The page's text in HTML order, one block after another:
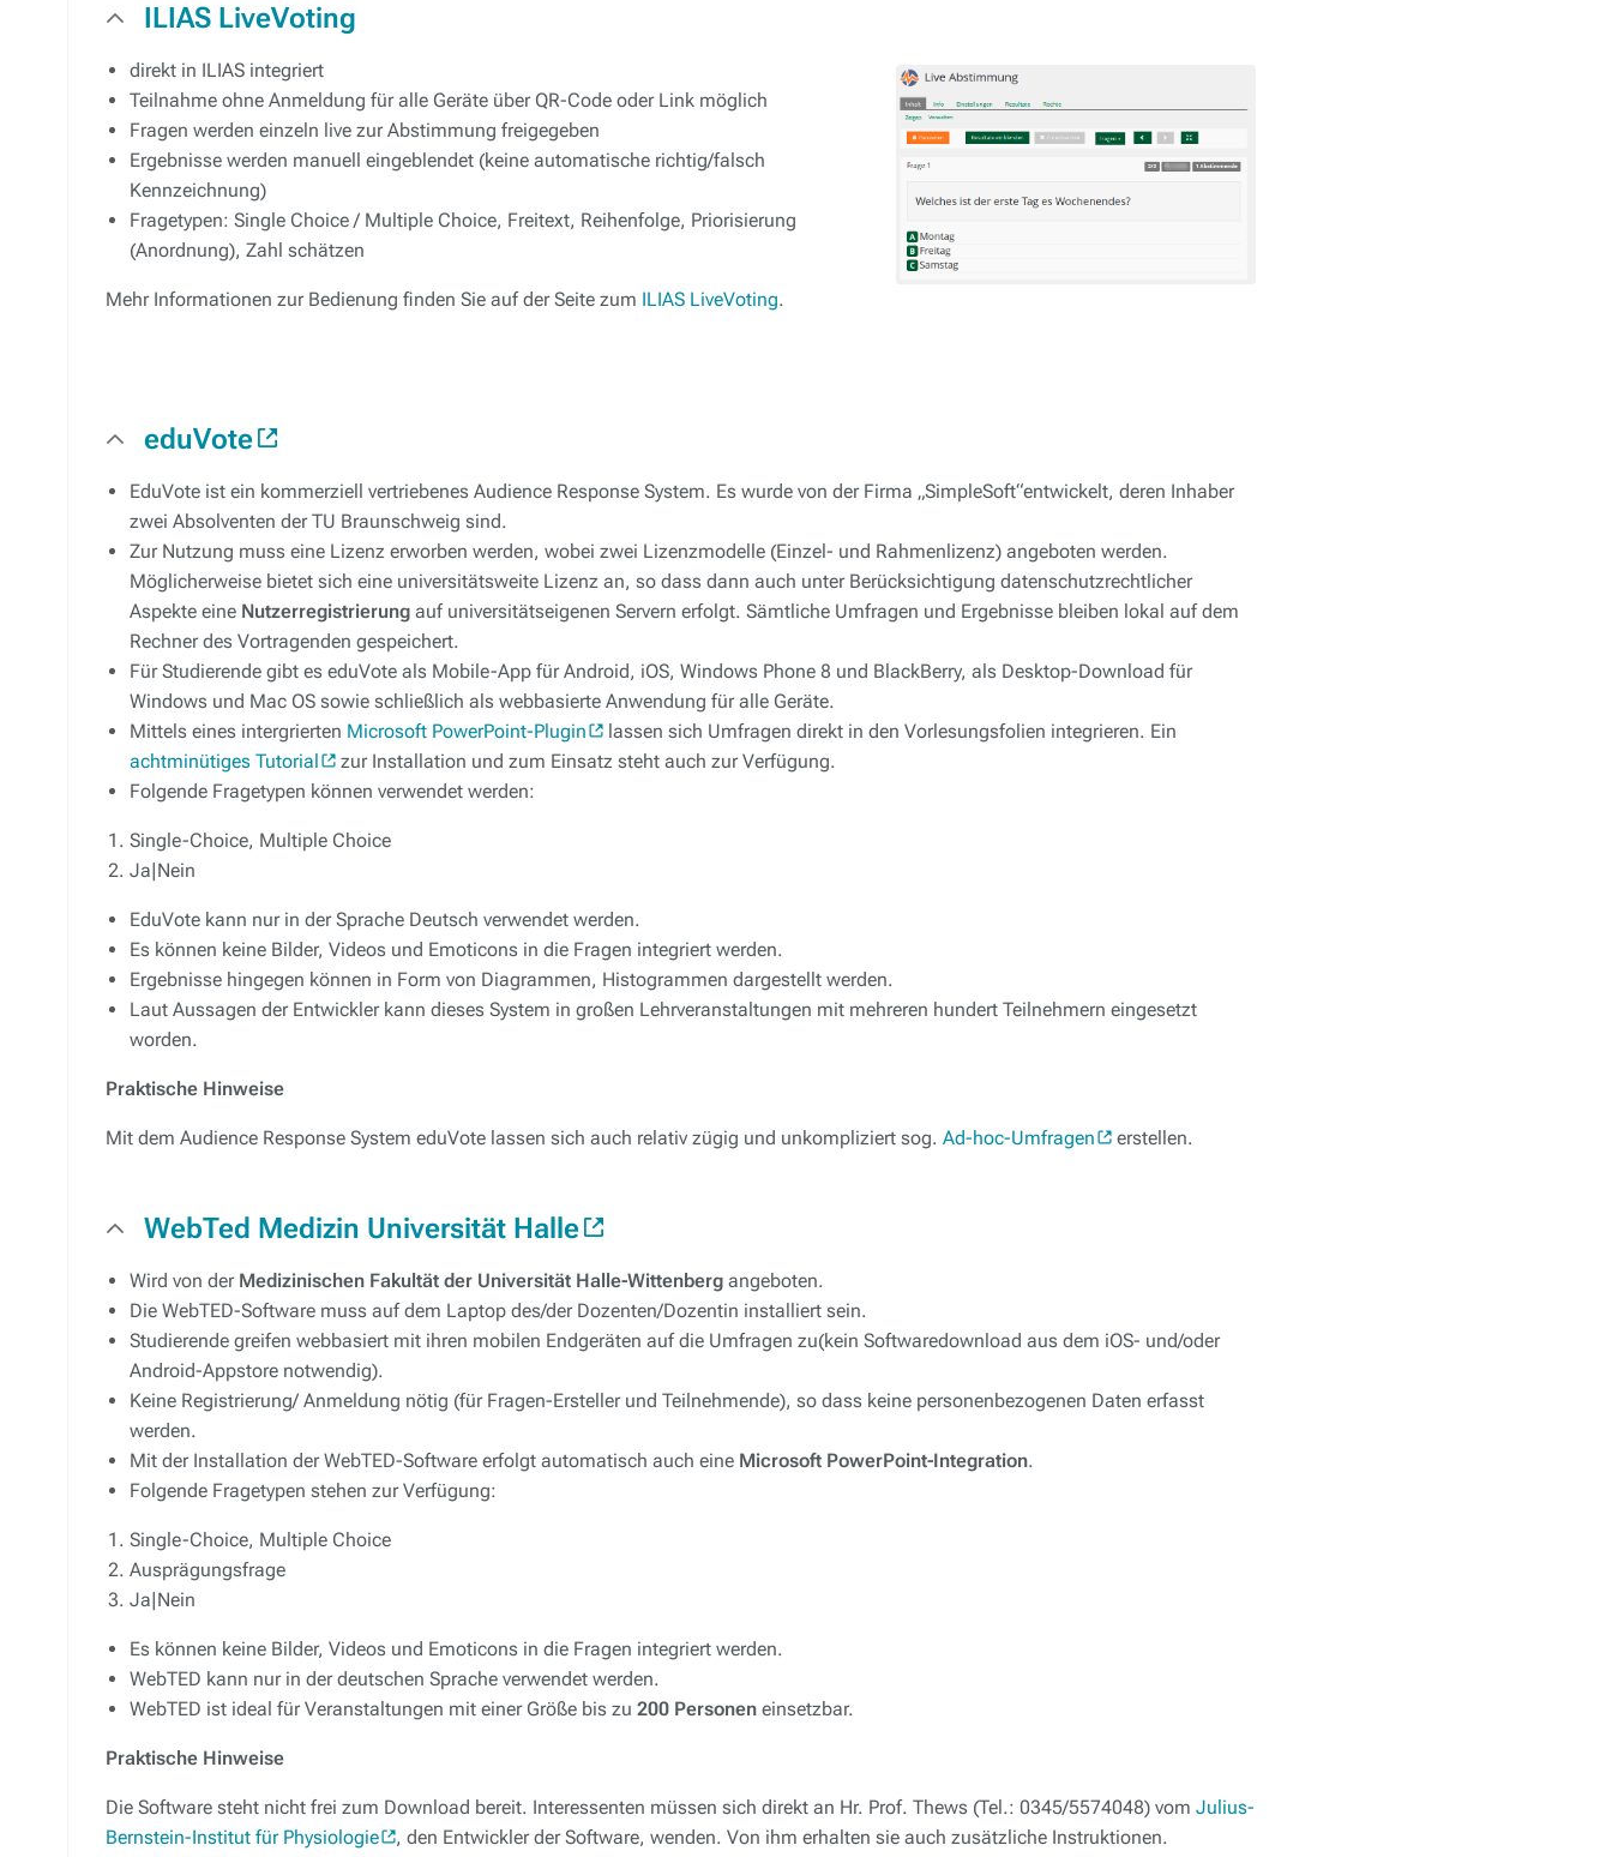
ILIAS LiveVoting
direkt in ILIAS integriert
Teilnahme ohne Anmeldung für alle Geräte über QR-Code oder Link möglich
Fragen werden einzeln live zur Abstimmung freigegeben
Ergebnisse werden manuell eingeblendet (keine automatische richtig/falsch
Kennzeichnung)
Fragetypen: Single Choice / Multiple Choice, Freitext, Reihenfolge, Priorisierung
(Anordnung), Zahl schätzen
Mehr Informationen zur Bedienung finden Sie auf der Seite zum ILIAS LiveVoting.
eduVote
EduVote ist ein kommerziell vertriebenes Audience Response System. Es wurde von der Firma „SimpleSoft“entwickelt, deren Inhaber
zwei Absolventen der TU Braunschweig sind.
Zur Nutzung muss eine Lizenz erworben werden, wobei zwei Lizenzmodelle (Einzel- und Rahmenlizenz) angeboten werden.
Möglicherweise bietet sich eine universitätsweite Lizenz an, so dass dann auch unter Berücksichtigung datenschutzrechtlicher
Aspekte eine Nutzerregistrierung auf universitätseigenen Servern erfolgt. Sämtliche Umfragen und Ergebnisse bleiben lokal auf dem
Rechner des Vortragenden gespeichert.
Für Studierende gibt es eduVote als Mobile-App für Android, iOS, Windows Phone 8 und BlackBerry, als Desktop-Download für
Windows und Mac OS sowie schließlich als webbasierte Anwendung für alle Geräte.
Mittels eines intergrierten Microsoft PowerPoint-Plugin
lassen sich Umfragen direkt in den Vorlesungsfolien integrieren. Ein
achtminütiges Tutorial
zur Installation und zum Einsatz steht auch zur Verfügung.
Folgende Fragetypen können verwendet werden:
Single-Choice, Multiple Choice
Ja|Nein
EduVote kann nur in der Sprache Deutsch verwendet werden.
Es können keine Bilder, Videos und Emoticons in die Fragen integriert werden.
Ergebnisse hingegen können in Form von Diagrammen, Histogrammen dargestellt werden.
Laut Aussagen der Entwickler kann dieses System in großen Lehrveranstaltungen mit mehreren hundert Teilnehmern eingesetzt
worden.
Praktische Hinweise
Mit dem Audience Response System eduVote lassen sich auch relativ zügig und unkompliziert sog. Ad-hoc-Umfragen erstellen.
WebTed Medizin Universität Halle
Wird von der Medizinischen Fakultät der Universität Halle-Wittenberg angeboten.
Die WebTED-Software muss auf dem Laptop des/der Dozenten/Dozentin installiert sein.
Studierende greifen webbasiert mit ihren mobilen Endgeräten auf die Umfragen zu(kein Softwaredownload aus dem iOS- und/oder
Android-Appstore notwendig).
Keine Registrierung/ Anmeldung nötig (für Fragen-Ersteller und Teilnehmende), so dass keine personenbezogenen Daten erfasst
werden.
Mit der Installation der WebTED-Software erfolgt automatisch auch eine Microsoft PowerPoint-Integration.
Folgende Fragetypen stehen zur Verfügung:
Single-Choice, Multiple Choice
Ausprägungsfrage
Ja|Nein
Es können keine Bilder, Videos und Emoticons in die Fragen integriert werden.
WebTED kann nur in der deutschen Sprache verwendet werden.
WebTED ist ideal für Veranstaltungen mit einer Größe bis zu 200 Personen einsetzbar.
Praktische Hinweise
Die Software steht nicht frei zum Download bereit. Interessenten müssen sich direkt an Hr. Prof. Thews (Tel.: 0345/5574048) vom Julius-
Bernstein-Institut für Physiologie
, den Entwickler der Software, wenden. Von ihm erhalten sie auch zusätzliche Instruktionen.